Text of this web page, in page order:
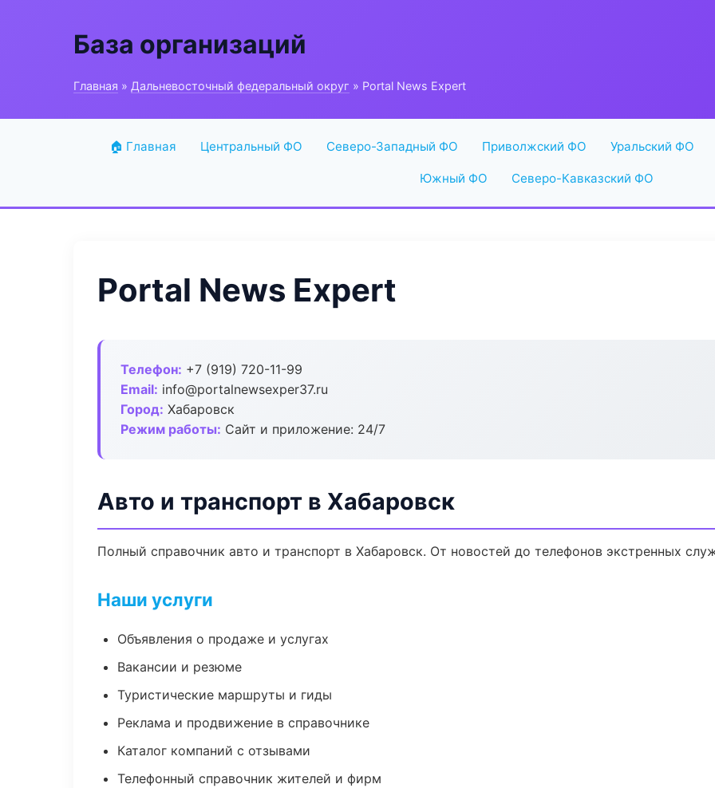
База организаций
Главная » Дальневосточный федеральный округ » Portal News Expert
🏠 Главная Центральный ФО Северо-Западный ФО Приволжский ФО Уральский ФО
Южный ФО Северо-Кавказский ФО
Portal News Expert
Телефон: +7 (919) 720-11-99
Email: info@portalnewsexper37.ru
Город: Хабаровск
Режим работы: Сайт и приложение: 24/7
Авто и транспорт в Хабаровск
Полный справочник авто и транспорт в Хабаровск. От новостей до телефонов экстренных
Наши услуги
Объявления о продаже и услугах
Вакансии и резюме
Туристические маршруты и гиды
Реклама и продвижение в справочнике
Каталог компаний с отзывами
Телефонный справочник жителей и фирм